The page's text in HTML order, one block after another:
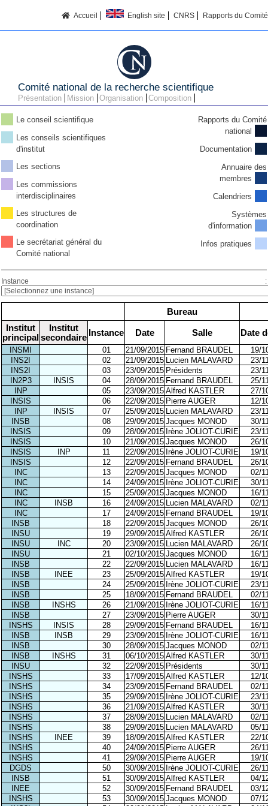
Accueil English site CNRS Rapports du
Comité national de la recherche scientifique
Présentation Mission Organisation Composition
Le conseil scientifique
Les conseils scientifiques
d'institut
Les sections
Les commissions
interdisciplinaires
Les structures de
coordination
Le secrétariat général du
Comité national
Rapports du Comité
national
Documentation
Annuaire des
membres
Calendriers
Systèmes
d'information
Infos pratiques
Instance :
Bureau
Institut
principal
Institut
secondaire Instance Date Salle Date
INSMI 01 21/09/2015 Fernand BRAUDEL
19/
INS2I
02 21/09/2015 Lucien MALAVARD
23/
INS2I
03 23/09/2015 Présidents
23/
IN2P3
INSIS 04 28/09/2015 Fernand BRAUDEL
25/
INP
05 23/09/2015 Alfred KASTLER
27/
INSIS
06 22/09/2015 Pierre AUGER
12/
INP
INSIS 07 25/09/2015 Lucien MALAVARD
23/
INSB
08 29/09/2015 Jacques MONOD
30/
INSIS
09 28/09/2015 Irène JOLIOT-CURIE
23/
INSIS
10 21/09/2015 Jacques MONOD
26/
INSIS
INP 11 22/09/2015 Irène JOLIOT-CURIE
19/
INSIS
12 22/09/2015 Fernand BRAUDEL
26/
INC
13 22/09/2015 Jacques MONOD
02/
INC
14 24/09/2015 Irène JOLIOT-CURIE
30/
INC
15 25/09/2015 Jacques MONOD
16/
INC
INSB 16 24/09/2015 Lucien MALAVARD
02/
INC
17 24/09/2015 Fernand BRAUDEL
19/
INSB
18 22/09/2015 Jacques MONOD
26/
INSU
19 29/09/2015 Alfred KASTLER
26/
INSU
INC 20 23/09/2015 Lucien MALAVARD
26/
INSU
21 02/10/2015 Jacques MONOD
16/
INSB
22 22/09/2015 Lucien MALAVARD
16/
INSB
INEE 23 25/09/2015 Alfred KASTLER
19/
INSB
24 25/09/2015 Irène JOLIOT-CURIE
23/
INSB
25 18/09/2015 Fernand BRAUDEL
02/
INSB
INSHS 26 21/09/2015 Irène JOLIOT-CURIE
16/
INSB
27 23/09/2015 Pierre AUGER
30/
INSHS
INSIS 28 29/09/2015 Fernand BRAUDEL
16/
INSB
INSB 29 23/09/2015 Irène JOLIOT-CURIE
16/
INSB
30 28/09/2015 Jacques MONOD
02/
INSB
INSHS 31 06/10/2015 Alfred KASTLER
30/
INSU
32 22/09/2015 Présidents
30/
INSHS
33 17/09/2015 Alfred KASTLER
12/
INSHS
34 23/09/2015 Fernand BRAUDEL
02/
INSHS
35 29/09/2015 Irène JOLIOT-CURIE
23/
INSHS
36 21/09/2015 Alfred KASTLER
30/
INSHS
37 28/09/2015 Lucien MALAVARD
02/
INSHS
38 29/09/2015 Lucien MALAVARD
05/
INSHS
INEE 39 18/09/2015 Alfred KASTLER
22/
INSHS
40 24/09/2015 Pierre AUGER
26/
INSHS
41 29/09/2015 Pierre AUGER
19/
DGDS
50 30/09/2015 Irène JOLIOT-CURIE
26/
INSB
51 30/09/2015 Alfred KASTLER
04/
INEE
52 30/09/2015 Fernand BRAUDEL
03/
INSHS
53 30/09/2015 Jacques MONOD
07/